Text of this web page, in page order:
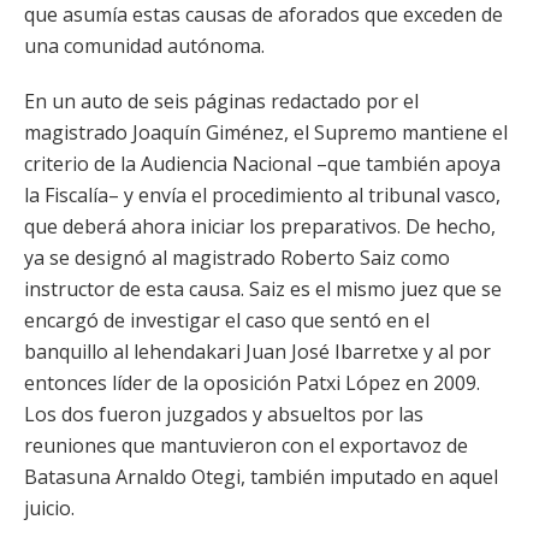
que asumía estas causas de aforados que exceden de
una comunidad autónoma.
En un auto de seis páginas redactado por el
magistrado Joaquín Giménez, el Supremo mantiene el
criterio de la Audiencia Nacional –que también apoya
la Fiscalía– y envía el procedimiento al tribunal vasco,
que deberá ahora iniciar los preparativos. De hecho,
ya se designó al magistrado Roberto Saiz como
instructor de esta causa. Saiz es el mismo juez que se
encargó de investigar el caso que sentó en el
banquillo al lehendakari Juan José Ibarretxe y al por
entonces líder de la oposición Patxi López en 2009.
Los dos fueron juzgados y absueltos por las
reuniones que mantuvieron con el exportavoz de
Batasuna Arnaldo Otegi, también imputado en aquel
juicio.